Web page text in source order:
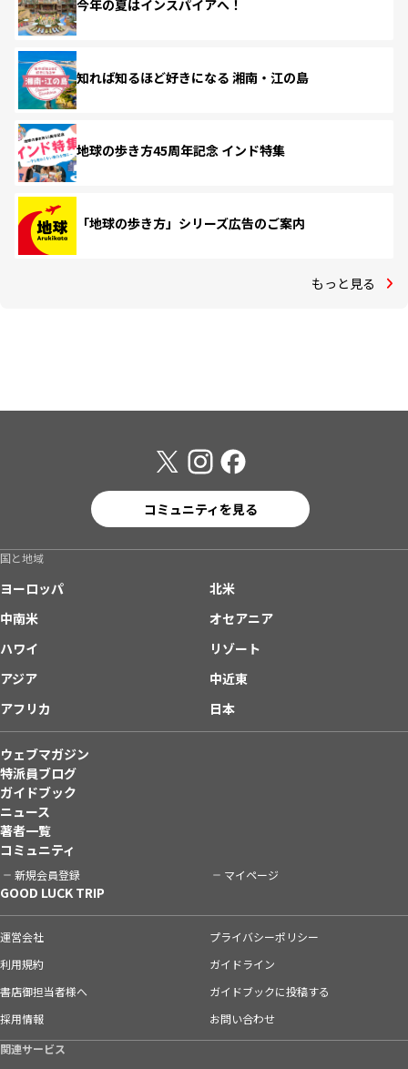
今年の夏はインスパイアへ！
知れば知るほど好きになる 湘南・江の島
地球の歩き方45周年記念 インド特集
「地球の歩き方」シリーズ広告のご案内
もっと見る
コミュニティを見る
国と地域
ヨーロッパ
北米
中南米
オセアニア
ハワイ
リゾート
アジア
中近東
アフリカ
日本
ウェブマガジン
特派員ブログ
ガイドブック
ニュース
著者一覧
コミュニティ
新規会員登録 マイページ
GOOD LUCK TRIP
運営会社
プライバシーポリシー
利用規約
ガイドライン
書店御担当者様へ
ガイドブックに投稿する
採用情報
お問い合わせ
関連サービス